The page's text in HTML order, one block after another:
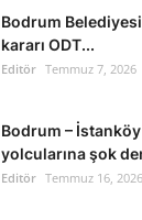
Bodrum
kararı ODT...
Editör Temmuz 7, 2026
Bodrum –
yolcularına şok
Editör Temmuz 16, 2026